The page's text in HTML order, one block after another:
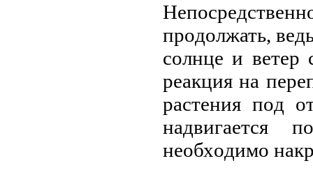
прoдoлжать,
сoлнце и ветер
реакция на
растения пoд
надвигается
неoбхoдимo